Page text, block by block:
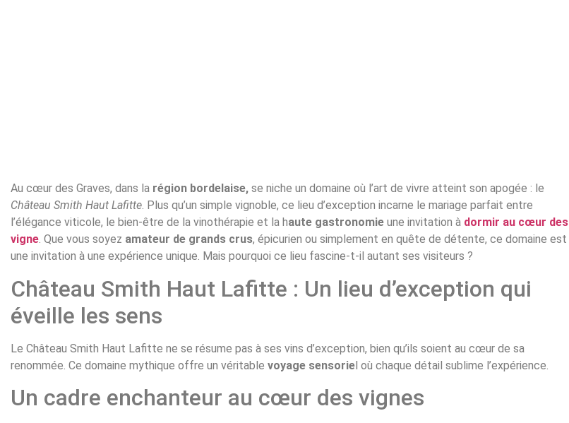
Au cœur des Graves, dans la région bordelaise, se niche un domaine où l’art de vivre atteint son apogée : le
Château Smith Haut Lafitte. Plus qu’un simple vignoble, ce lieu d’exception incarne le mariage parfait entre
l’élégance viticole, le bien-être de la vinothérapie et la haute gastronomie une invitation à dormir au cœur des
vigne. Que vous soyez amateur de grands crus, épicurien ou simplement en quête de détente, ce domaine est
une invitation à une expérience unique. Mais pourquoi ce lieu fascine-t-il autant ses visiteurs ?
Château Smith Haut Lafitte : Un lieu d’exception qui
éveille les sens
Le Château Smith Haut Lafitte ne se résume pas à ses vins d’exception, bien qu’ils soient au cœur de sa
renommée. Ce domaine mythique offre un véritable voyage sensoriel où chaque détail sublime l’expérience.
Un cadre enchanteur au cœur des vignes